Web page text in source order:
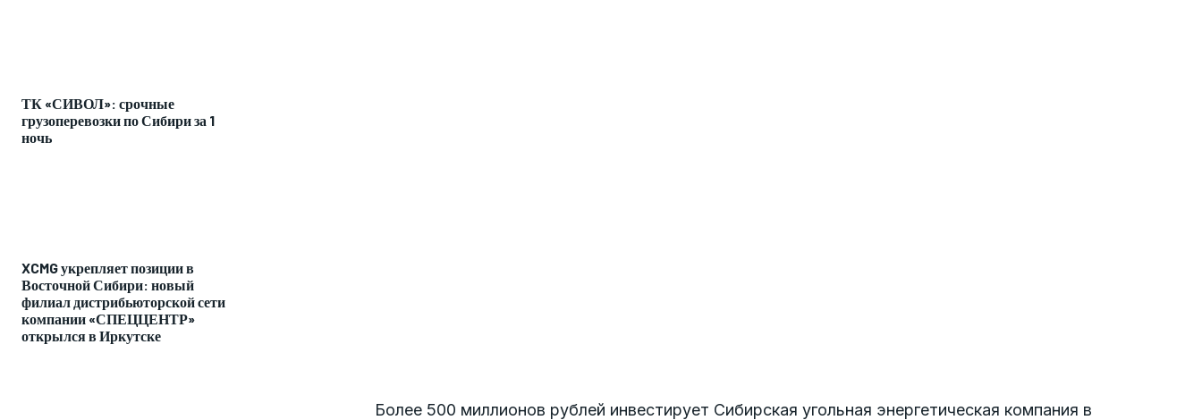
ТК «СИВОЛ»: срочные
грузоперевозки по Сибири за 1
ночь
XCMG укрепляет позиции в
Восточной Сибири: новый
филиал дистрибьюторской сети
компании «СПЕЦЦЕНТР»
открылся в Иркутске
Более 500 миллионов рублей инвестирует Сибирская угольная энергетическая компания в